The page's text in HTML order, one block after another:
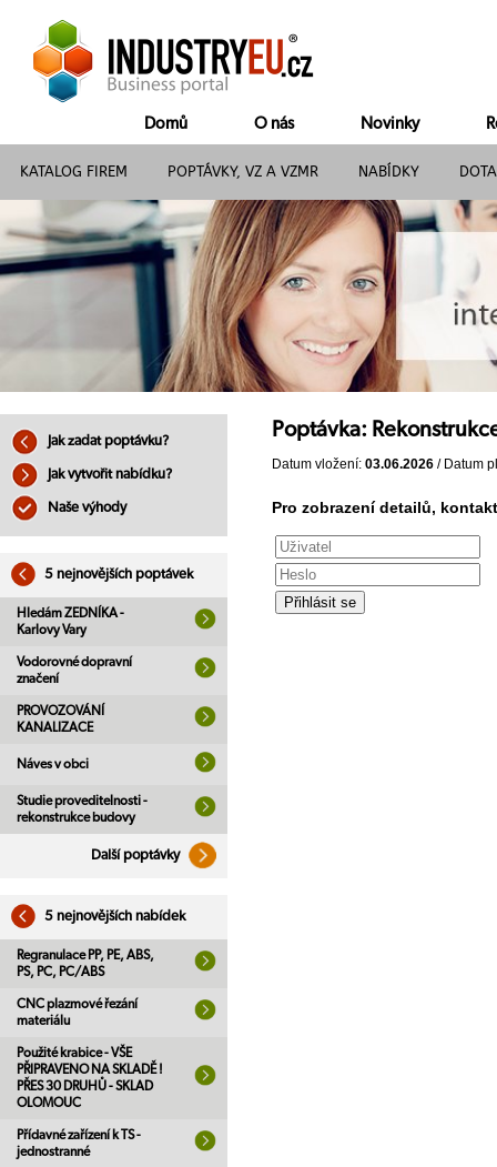
Domů O nás Novinky
KATALOG FIREM POPTÁVKY, VZ A VZMR NABÍDKY
Jak zadat poptávku?
Jak vytvořit nabídku?
Naše výhody
5 nejnovějších poptávek
Hledám ZEDNÍKA -
Karlovy Vary
Vodorovné dopravní
značení
PROVOZOVÁNÍ
KANALIZACE
Náves v obci
Studie proveditelnosti -
rekonstrukce budovy
Další poptávky
5 nejnovějších nabídek
Regranulace PP, PE, ABS,
PS, PC, PC/ABS
CNC plazmové řezání
materiálu
Použité krabice - VŠE
PŘIPRAVENO NA SKLADĚ !
PŘES 30 DRUHŮ - SKLAD
OLOMOUC
Přídavné zařízení k TS -
jednostranné
Poptávka:
Datum vložení: 03.06.2026 / Datum
Pro zobrazení detailů,